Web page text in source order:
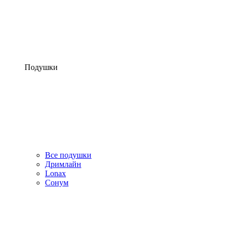
Подушки
Все подушки
Дримлайн
Lonax
Сонум